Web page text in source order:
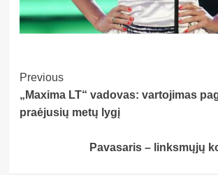
Post
Navigation
Previous
„Maxima LT“ vadovas: vartojimas
praėjusių metų lygį
Pavasaris – linksmųjų